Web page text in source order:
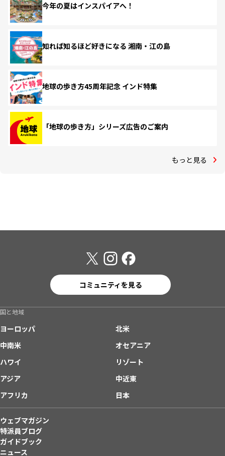
今年の夏はインスパイアへ！
知れば知るほど好きになる 湘南・江の島
地球の歩き方45周年記念 インド特集
「地球の歩き方」シリーズ広告のご案内
もっと見る
コミュニティを見る
国と地域
ヨーロッパ
北米
中南米
オセアニア
ハワイ
リゾート
アジア
中近東
アフリカ
日本
ウェブマガジン
特派員ブログ
ガイドブック
ニュース